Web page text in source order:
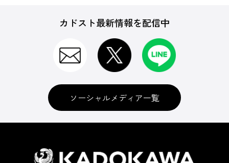
カドスト最新情報を配信中
ソーシャルメディア一覧